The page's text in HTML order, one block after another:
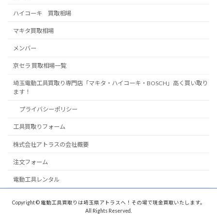
ハイコーキ 買取相場
マキタ買取相場
メンバー
京セラ 買取相場一覧
埼玉電動工具買取り専門店「マキタ・ハイコーキ・BOSCH」高く買い取り
ます！
プライバシーポリシー
工具買取りフォーム
株式会社アトラスの会社概要
注文フォーム
電動工具レンタル
Copyright © 電動工具買取りは埼玉県アトラスへ！その場で現金買取いたします。
All Rights Reserved.